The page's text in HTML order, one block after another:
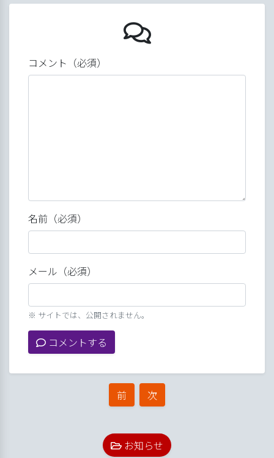
11/27 射
コメント（必須）
名前（必須）
メール（必須）
※ サイトでは、公開されません。
コメントする
前 次
お知らせ